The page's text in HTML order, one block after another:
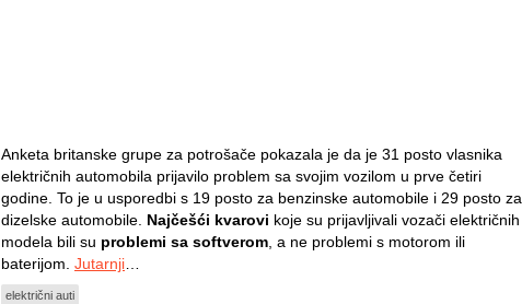
Anketa britanske grupe za potrošače pokazala je da je 31 posto vlasnika
električnih automobila prijavilo problem sa svojim vozilom u prve četiri
godine. To je u usporedbi s 19 posto za benzinske automobile i 29 posto za
dizelske automobile. Najčešći kvarovi koje su prijavljivali vozači električnih
modela bili su problemi sa softverom , a ne problemi s motorom ili
baterijom. Jutarnji
električni auti